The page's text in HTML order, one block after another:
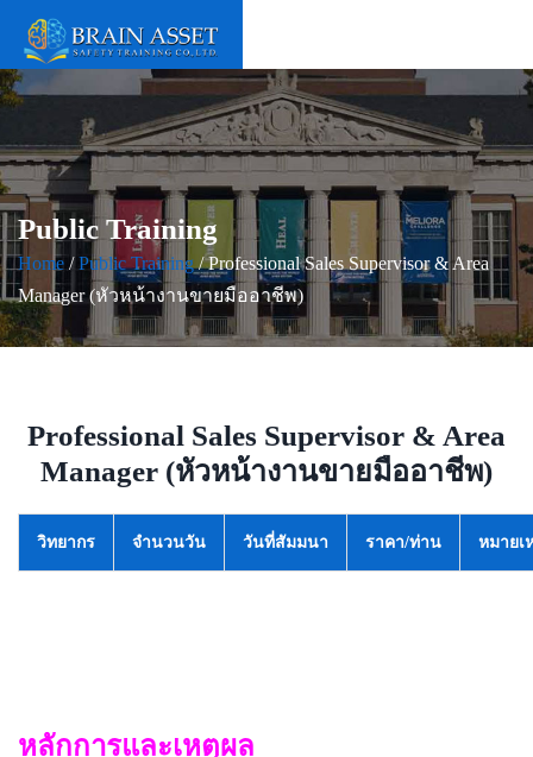
Public Training
Home /Public Training/ Professional Sales Supervisor & Area
Manager (หัวหน้างานขายมืออาชีพ)
Professional Sales Supervisor & Area
Manager (หัวหน้างานขายมืออาชีพ)
วิทยากร จำนวนวัน วันที่สัมมนา ราคา/ท่าน หมายเ
หลักการและเหตุผล